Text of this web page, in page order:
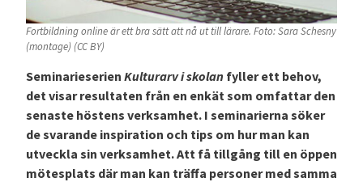
Fortbildning online är ett bra sätt att nå ut till lärare. Foto: Sara Schesny
(montage) (CC BY)
Seminarieserien Kulturarv i skolan fyller ett behov,
det visar resultaten från en enkät som omfattar den
senaste höstens verksamhet. I seminarierna söker
de svarande inspiration och tips om hur man kan
utveckla sin verksamhet. Att få tillgång till en öppen
mötesplats där man kan träffa personer med samma